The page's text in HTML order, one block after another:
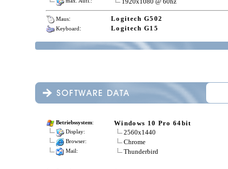
Maus: Logitech G502
Keyboard: Logitech G15
Betriebssystem: Windows 10 Pro 64bit
Display: 2560x1440
Browser: Chrome
Mail: Thunderbird